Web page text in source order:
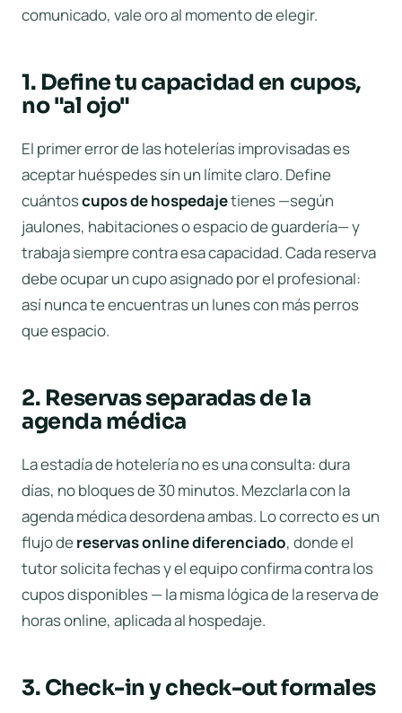
comunicado, vale oro al momento de elegir.
1. Define tu capacidad en cupos,
no "al ojo"
El primer error de las hotelerías improvisadas es
aceptar huéspedes sin un límite claro. Define
cuántoscupos de hospedajetienes —según
jaulones, habitaciones o espacio de guardería— y
trabaja siempre contra esa capacidad. Cada reserva
debe ocupar un cupo asignado por el profesional:
así nunca te encuentras un lunes con más perros
que espacio.
2. Reservas separadas de la
agenda médica
La estadía de hotelería no es una consulta: dura
días, no bloques de 30 minutos. Mezclarla con la
agenda médica desordena ambas. Lo correcto es un
flujo dereservas online diferenciado, donde el
tutor solicita fechas y el equipo confirma contra los
cupos disponibles — la misma lógica de lareserva de
horas online, aplicada al hospedaje.
3. Check-in y check-out formales